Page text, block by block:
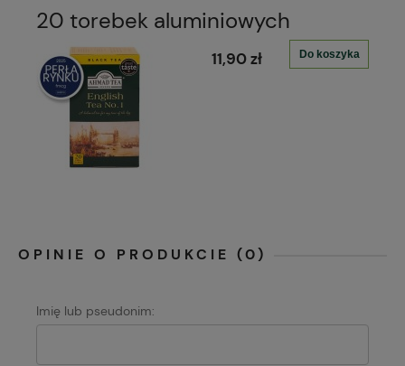
20 torebek aluminiowych
11,90 zł Do koszyka
OPINIE O PRODUKCIE (0)
Imię lub pseudonim: